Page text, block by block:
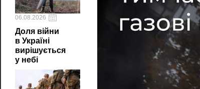
06.08.2026
Доля війни
в Україні
вирішується
у небі